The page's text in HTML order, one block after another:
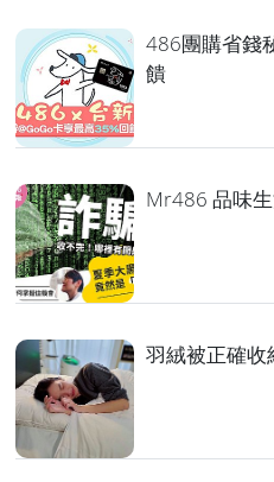
486團購省錢
饋
Mr486 品味
羽絨被正確收